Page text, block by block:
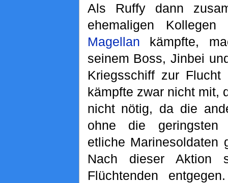
Als Ruffy dann
ehemaligen
Magellan kämpfte,
seinem Boss, Jinbei
Kriegsschiff zur
kämpfte zwar nicht mit,
nicht nötig, da die
ohne die geringsten
etliche Marinesoldaten
Nach dieser Aktion
Flüchtenden